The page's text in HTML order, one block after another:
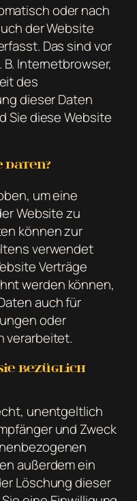
oder nach
der Website
Das sind vor
Internetbrowser,
des
dieser Daten
Sie diese Website
um eine
Website zu
können zur
verwendet
Verträge
werden können,
auch für
oder
verarbeitet.
bezüglich
unentgeltlich
und Zweck
außerdem ein
Löschung dieser